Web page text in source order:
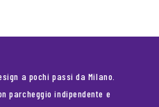
a pochi passi da Milano.
parcheggio indipendente e